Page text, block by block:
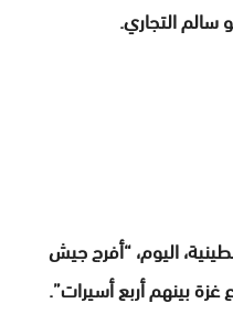
سالم التجاري.
اليوم، “أفرج جيش